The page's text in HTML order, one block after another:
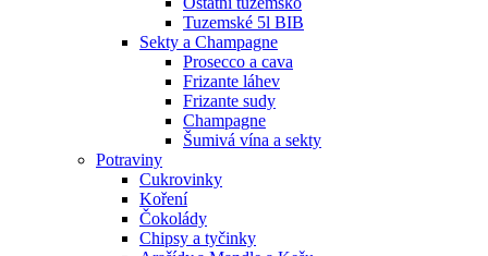
Tuzemské 5l BIB
Sekty a Champagne
Prosecco a cava
Frizante láhev
Frizante sudy
Champagne
Šumivá vína a sekty
Potraviny
Cukrovinky
Koření
Čokolády
Chipsy a tyčinky